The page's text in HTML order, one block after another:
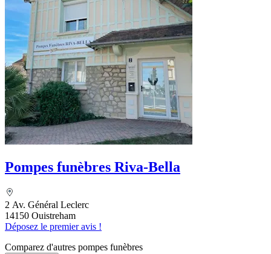
Pompes funèbres Riva-Bella
2 Av. Général Leclerc
14150 Ouistreham
Déposez le premier avis !
Comparez d'autres pompes funèbres